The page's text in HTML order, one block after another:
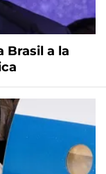
Brasil a la